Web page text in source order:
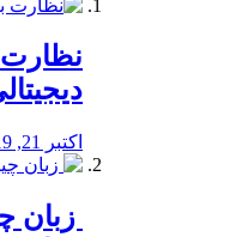
اکتبر 21, 2019
زبان